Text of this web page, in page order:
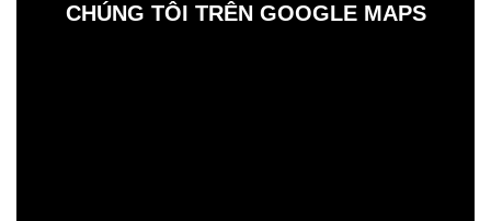
CHÚNG TÔI TRÊN GOOGLE MAPS